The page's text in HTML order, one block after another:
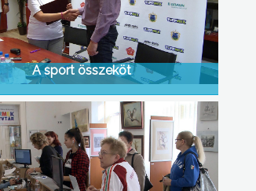
A sport összeköt